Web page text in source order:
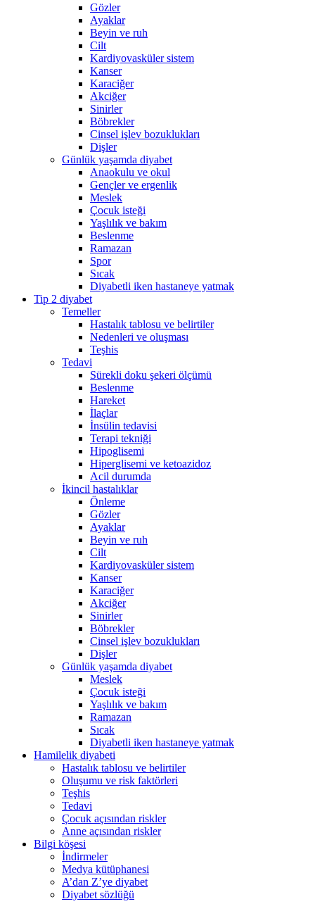
Gözler
Ayaklar
Beyin ve ruh
Cilt
Kardiyovasküler sistem
Kanser
Karaciğer
Akciğer
Sinirler
Böbrekler
Cinsel işlev bozuklukları
Dişler
Günlük yaşamda diyabet
Anaokulu ve okul
Gençler ve ergenlik
Meslek
Çocuk isteği
Yaşlılık ve bakım
Beslenme
Ramazan
Spor
Sıcak
Diyabetli iken hastaneye yatmak
Tip 2 diyabet
Temeller
Hastalık tablosu ve belirtiler
Nedenleri ve oluşması
Teşhis
Tedavi
Sürekli doku şekeri ölçümü
Beslenme
Hareket
İlaçlar
İnsülin tedavisi
Terapi tekniği
Hipoglisemi
Hiperglisemi ve ketoazidoz
Acil durumda
İkincil hastalıklar
Önleme
Gözler
Ayaklar
Beyin ve ruh
Cilt
Kardiyovasküler sistem
Kanser
Karaciğer
Akciğer
Sinirler
Böbrekler
Cinsel işlev bozuklukları
Dişler
Günlük yaşamda diyabet
Meslek
Çocuk isteği
Yaşlılık ve bakım
Ramazan
Sıcak
Diyabetli iken hastaneye yatmak
Hamilelik diyabeti
Hastalık tablosu ve belirtiler
Oluşumu ve risk faktörleri
Teşhis
Tedavi
Çocuk açısından riskler
Anne açısından riskler
Bilgi köşesi
İndirmeler
Medya kütüphanesi
A’dan Z’ye diyabet
Diyabet sözlüğü